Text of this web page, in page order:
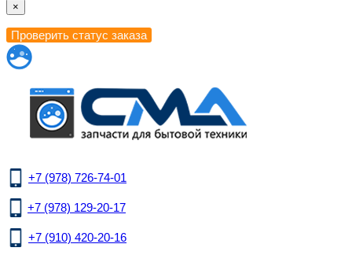
×
+7 (978) 726-74-01
+7 (978) 129-20-17
+7 (910) 420-20-16